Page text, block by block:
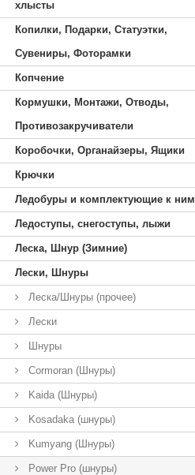
хлысты
Копилки, Подарки, Статуэтки,
Сувениры, Фоторамки
Копчение
Кормушки, Монтажи, Отводы,
Противозакручиватели
Коробочки, Органайзеры, Ящики
Крючки
Ледобуры и комплектующие к ним
Ледоступы, снегоступы, лыжи
Леска, Шнур (Зимние)
Лески, Шнуры
Леска/Шнуры (прочее)
Лески
Шнуры
Cormoran (Шнуры)
Kaida (Шнуры)
Kosadaka (шнуры)
Kumyang (Шнуры)
Power Pro (шнуры)